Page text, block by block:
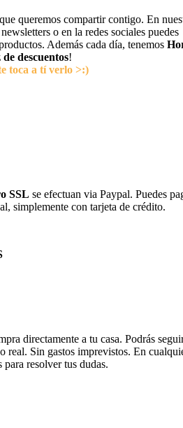
queremos compartir contigo. En
o en la redes sociales puedes
Además cada día, tenemos
de descuentos!
toca a tí verlo >:)
SSL se efectuan via Paypal. Puedes
simplemente con tarjeta de crédito.
directamente a tu casa. Podrás
real. Sin gastos imprevistos. En
para resolver tus dudas.